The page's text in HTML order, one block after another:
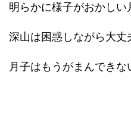
明らかに様子がおかしい
深山は困惑しながら大
月子はもうがまんできな